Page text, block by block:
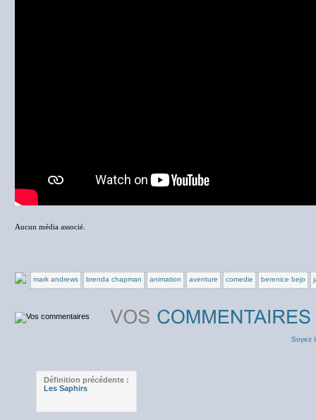
Aucun média associé.
mark andrews brenda chapman animation aventure comedie berenice bejo
Soyez
Définition précédente :
Les Saphirs